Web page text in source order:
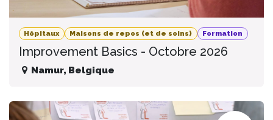
Hôpitaux Maisons de repos (et de soins) Formation
Improvement Basics - Octobre 2026
Namur, Belgique